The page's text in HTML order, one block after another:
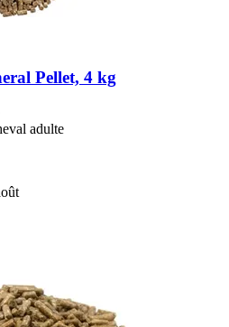
Pellet, 4 kg
adulte